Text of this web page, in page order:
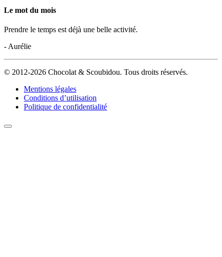
Le mot du mois
Prendre le temps est déjà une belle activité.
- Aurélie
© 2012-2026 Chocolat & Scoubidou. Tous droits réservés.
Mentions légales
Conditions d’utilisation
Politique de confidentialité